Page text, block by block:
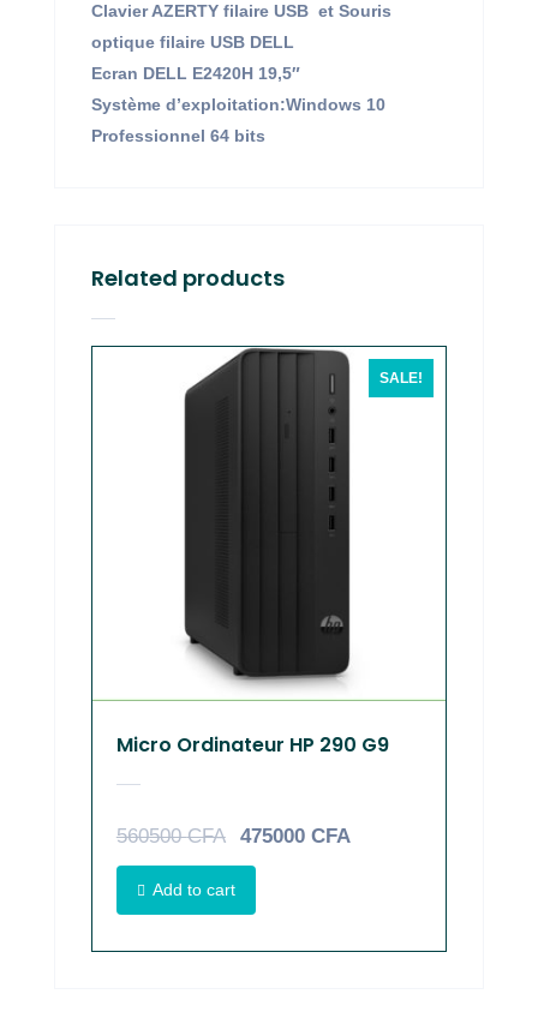
Clavier AZERTY filaire USB et Souris
optique filaire USB DELL
Ecran DELL E2420H 19,5″
Système d’exploitation:Windows 10
Professionnel 64 bits
Related products
SALE!
Micro Ordinateur HP 290 G9
560500CFA 475000 CFA
Add to cart